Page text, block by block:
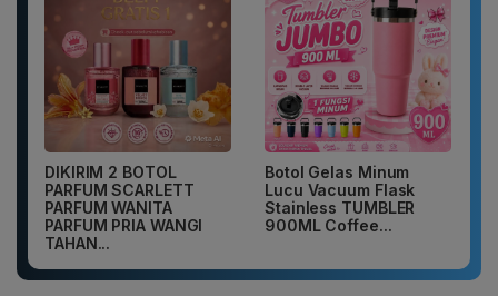
DIKIRIM 2 BOTOL
PARFUM SCARLETT
PARFUM WANITA
PARFUM PRIA WANGI
TAHAN...
Botol Gelas Minum
Lucu Vacuum Flask
Stainless TUMBLER
900ML Coffee...